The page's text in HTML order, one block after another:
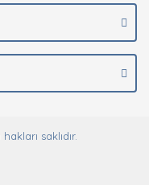
saklıdır.